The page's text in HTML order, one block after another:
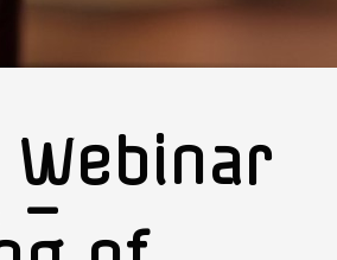
Webinar
–